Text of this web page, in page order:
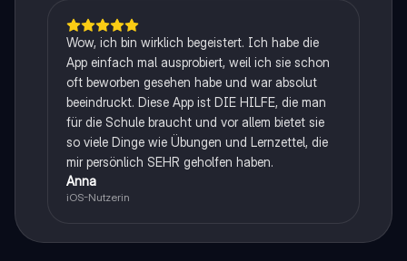
Wow, ich bin wirklich begeistert. Ich habe die
App einfach mal ausprobiert, weil ich sie schon
oft beworben gesehen habe und war absolut
beeindruckt. Diese App ist DIE HILFE, die man
für die Schule braucht und vor allem bietet sie
so viele Dinge wie Übungen und Lernzettel, die
mir persönlich SEHR geholfen haben.
Anna
iOS-Nutzerin